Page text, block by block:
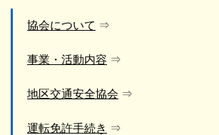
協会について
事業・活動内容
地区交通安全協会
運転免許手続き